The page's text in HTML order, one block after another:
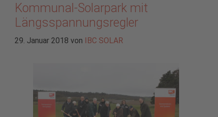
Kommunal-Solarpark mit
Längsspannungsregler
29. Januar 2018 von IBC SOLAR